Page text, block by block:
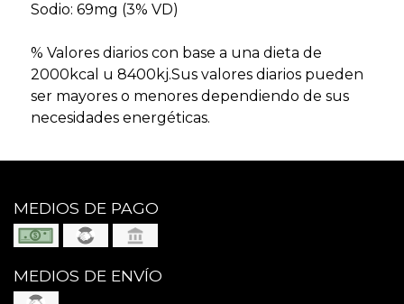
Sodio: 69mg (3% VD)
% Valores diarios con base a una dieta de
2000kcal u 8400kj.Sus valores diarios pueden
ser mayores o menores dependiendo de sus
necesidades energéticas.
MEDIOS DE PAGO
MEDIOS DE ENVÍO